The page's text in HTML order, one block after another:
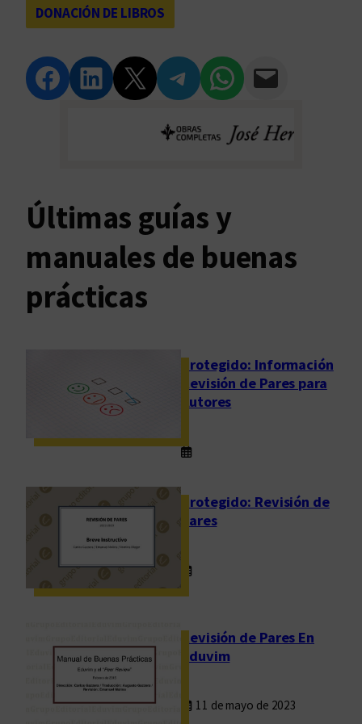
DONACIÓN DE LIBROS
Compartir en Facebook Compartir en LinkedIn Compartir en Twitter Compartir en Telegram Compartir en WhatsApp Compartir vía Email
Últimas guías y
manuales de buenas
prácticas
Protegido: Información
Revisión de Pares para
Autores
Protegido: Revisión de
Pares
Revisión de Pares En
Eduvim
11 de mayo de 2023